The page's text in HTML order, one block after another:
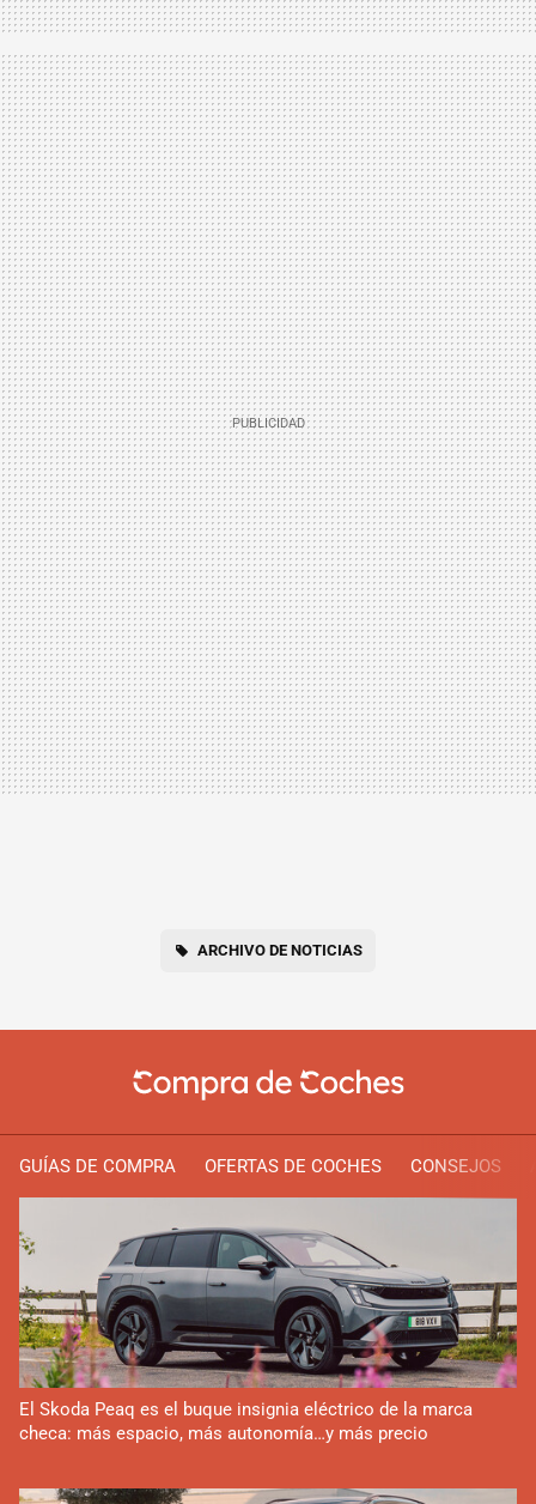
ARCHIVO DE NOTICIAS
GUÍAS DE COMPRA OFERTAS DE COCHES CONSEJOS
El Skoda Peaq es el buque insignia eléctrico de la marca
checa: más espacio, más autonomía…y más precio